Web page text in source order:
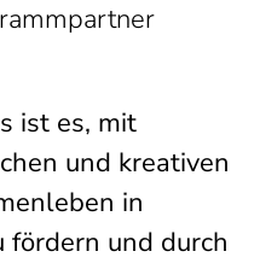
ist es, mit
und kreativen
in
fördern und durch